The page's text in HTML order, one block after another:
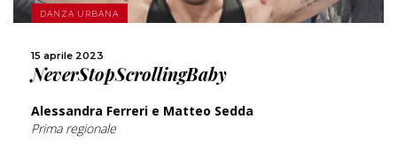
DANZA URBANA
15 aprile 2023
NeverStopScrollingBaby
Alessandra Ferreri e Matteo Sedda
Prima regionale
SCOPRI DI PIÙ